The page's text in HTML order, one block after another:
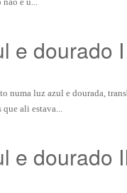
e dourado I
numa luz azul e dourada,
que ali estava...
e dourado